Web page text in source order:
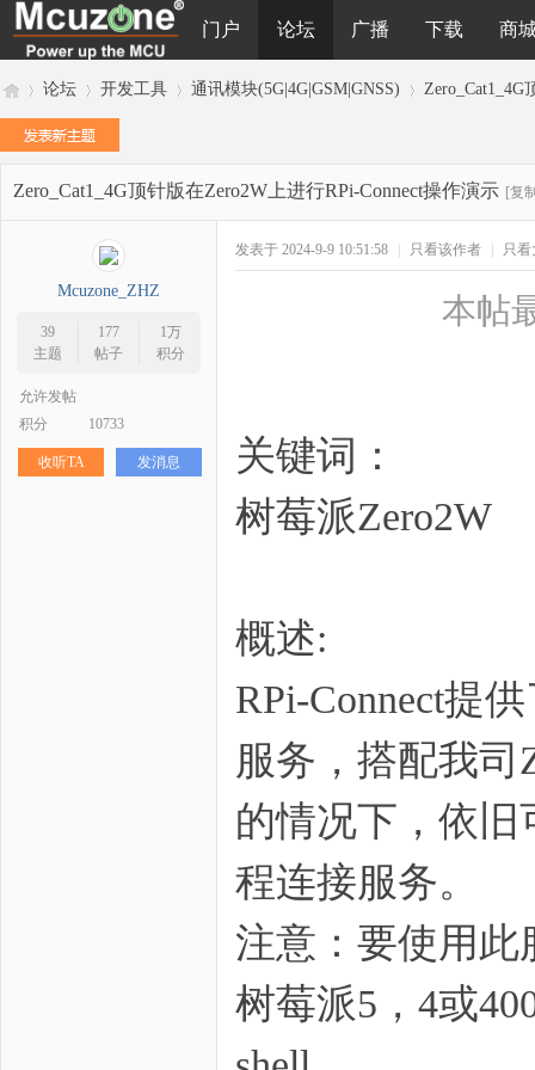
门户 论坛 广播 下载 商
»
论坛
›
开发工具
›
通讯模块(5G|4G|GSM|GNSS)
›
Zero_Cat1_4G
Zero_Cat1_4G顶针版在Zero2W上进行RPi-Connect操作演示 [复
Mcuzone_ZHZ
39
主题
177
帖子
1万
积分
允许发帖
积分
10733
收听TA 发消息
发表于 2024-9-9 10:51:58 只看该作者 只看
本帖
关键词：
树莓派
概述:
RPi-Connect提
服务，搭配我司
的情况下，依
程连接服务。
注意：要使用此
树莓派5，4或